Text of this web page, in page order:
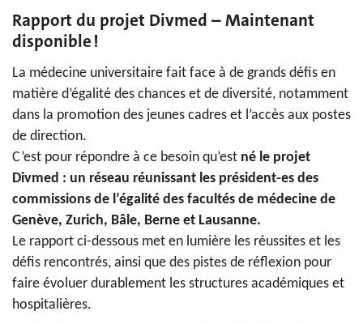
Rapport du projet Divmed – Maintenant
disponible !
La médecine universitaire fait face à de grands défis en
matière d’égalité des chances et de diversité, notamment
dans la promotion des jeunes cadres et l’accès aux postes
de direction.
C’est pour répondre à ce besoin qu’est né le projet
Divmed : un réseau réunissant les président-es des
commissions de l’égalité des facultés de médecine de
Genève, Zurich, Bâle, Berne et Lausanne.
Le rapport ci-dessous met en lumière les réussites et les
défis rencontrés, ainsi que des pistes de réflexion pour
faire évoluer durablement les structures académiques et
hospitalières.